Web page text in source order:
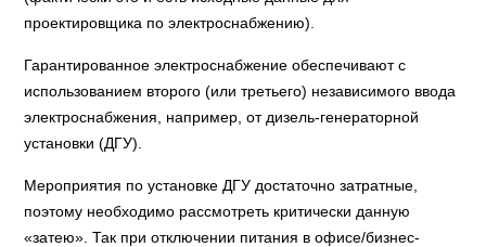
проектировщика по электроснабжению).
Гарантированное электроснабжение обеспечивают с
использованием второго (или третьего) независимого ввода
электроснабжения, например, от дизель-генераторной
установки (ДГУ).
Мероприятия по установке ДГУ достаточно затратные,
поэтому необходимо рассмотреть критически данную
«затею». Так при отключении питания в офисе/бизнес-